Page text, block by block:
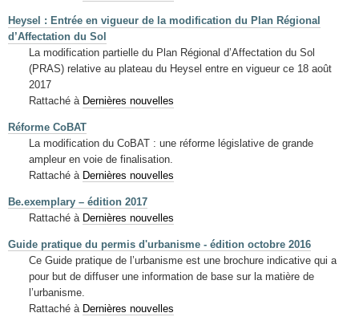
Heysel : Entrée en vigueur de la modification du Plan Régional
d’Affectation du Sol
La modification partielle du Plan Régional d’Affectation du Sol
(PRAS) relative au plateau du Heysel entre en vigueur ce 18 août
2017
Rattaché à Dernières nouvelles
Réforme CoBAT
La modification du CoBAT : une réforme législative de grande
ampleur en voie de finalisation.
Rattaché à Dernières nouvelles
Be.exemplary – édition 2017
Rattaché à Dernières nouvelles
Guide pratique du permis d'urbanisme - édition octobre 2016
Ce Guide pratique de l’urbanisme est une brochure indicative qui a
pour but de diffuser une information de base sur la matière de
l’urbanisme.
Rattaché à Dernières nouvelles